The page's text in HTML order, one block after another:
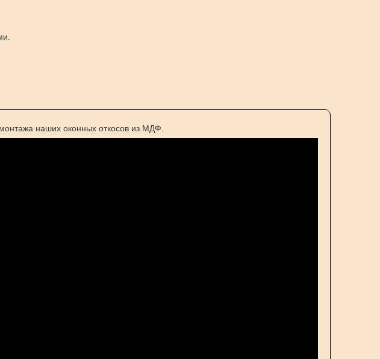
наших оконных откосов из МДФ.